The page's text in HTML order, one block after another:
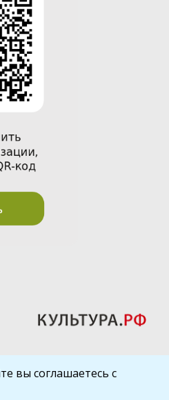
вы соглашаетесь с